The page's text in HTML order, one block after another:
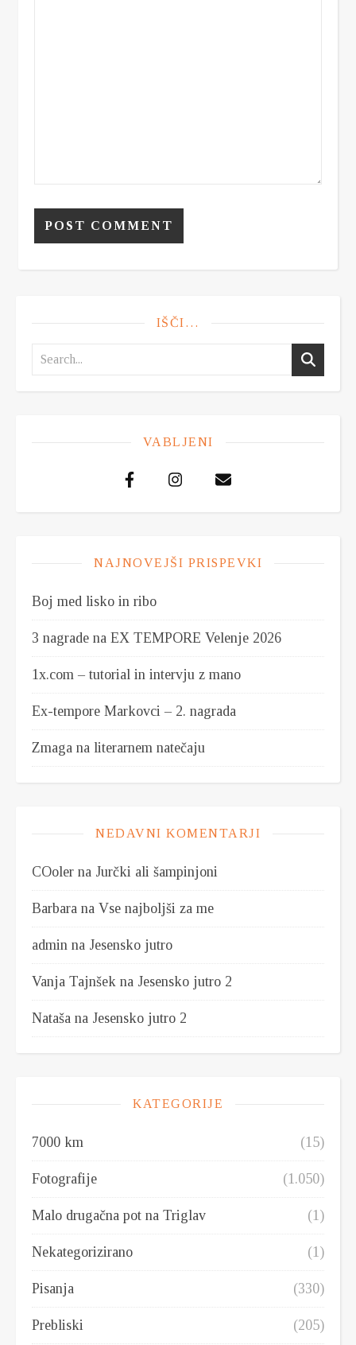
IŠČI…
VABLJENI
NAJNOVEJŠI PRISPEVKI
Boj med lisko in ribo
3 nagrade na EX TEMPORE Velenje 2026
1x.com – tutorial in intervju z mano
Ex-tempore Markovci – 2. nagrada
Zmaga na literarnem natečaju
NEDAVNI KOMENTARJI
COoler na Jurčki ali šampinjoni
Barbara na Vse najboljši za me
admin na Jesensko jutro
Vanja Tajnšek na Jesensko jutro 2
Nataša na Jesensko jutro 2
KATEGORIJE
7000 km (15)
Fotografije (1.050)
Malo drugačna pot na Triglav (1)
Nekategorizirano (1)
Pisanja (330)
Prebliski (205)